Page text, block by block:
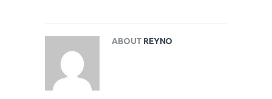
ABOUT REYNO
DRIVING ORGANIZATIONAL
ALIGNMENT